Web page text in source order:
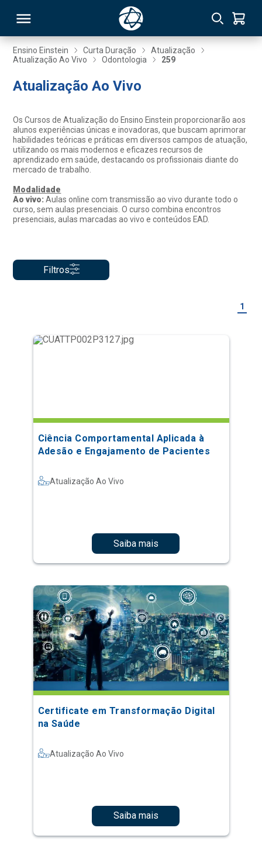
Ensino Einstein Curta Duração
Atualização
Atualização Ao Vivo
Odontologia 259
Atualização Ao Vivo
Os Cursos de Atualização do Ensino Einstein proporcionarão aos
alunos experiências únicas e inovadoras, que buscam aprimorar
habilidades teóricas e práticas em diversos campos de atuação,
utilizando os mais modernos e eficazes recursos de
aprendizado em saúde, destacando os profissionais diante do
mercado de trabalho.
Modalidade
Ao vivo:Aulas online com transmissão ao vivo durante todo o
curso, sem aulas presenciais. O curso combina encontros
presenciais, aulas marcadas ao vivo e conteúdos EAD.
Filtros
1
Ciência Comportamental Aplicada à
Adesão e Engajamento de Pacientes
Atualização Ao Vivo
Saiba mais
Certificate em Transformação Digital
na Saúde
Atualização Ao Vivo
Saiba mais